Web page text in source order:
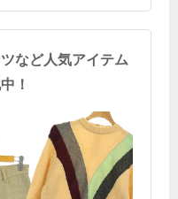
など人気アイテム
！